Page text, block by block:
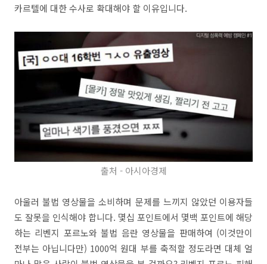
카르텔에 대한 수사로 확대해야 할 이유입니다.
출처 - 아시아경제
아울러 불법 영상물을 소비하며 문제를 느끼지 않았던 이용자들
도 잘못을 인식해야 합니다. 몇십 포인트에서 몇백 포인트에 해당
하는 리벤지 포르노와 불법 음란 영상물을 판매하여 (이것만이
전부는 아닙니다만) 1000억 원대 부를 축적할 정도라면 대체 얼